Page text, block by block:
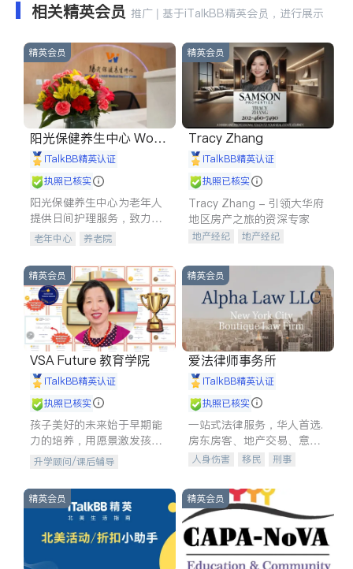
相关精英会员 推广 | 基于iTalkBB精英会员，进行展示
精英会员
阳光保健养生中心 World
shine
iTalkBB精英认证
执照已核实
阳光保健养生中心为老年人
提供日间护理服务，致力于
通过持续的护理创新来有效
老年中心 养老院
精英会员
Tracy Zhang
iTalkBB精英认证
执照已核实
Tracy Zhang - 引领大华府
地区房产之旅的资深专家
地产经纪
地产经纪
商铺租售
精英会员
VSA Future 教育学院
iTalkBB精英认证
执照已核实
孩子美好的未来始于早期能
力的培养，用愿景激发孩子
的学习潜力和动力。理念：
拥有成长型心态是成功的基
石。
升学顾问/课后辅导
精英会员
爱法律师事务所
iTalkBB精英认证
执照已核实
一站式法律服务，华人首选.
房东房客、地产交易、意外
伤害、车祸重伤、商业诉
建筑合同、刑事案件全包办
人身伤害 移民
刑事
信托/遗嘱
商业
索赔
律师-其它 保释
精英会员 精英会员